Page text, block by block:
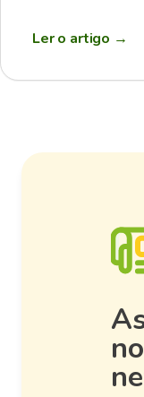
Ler o artigo →